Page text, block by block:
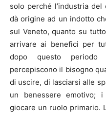
solo perché l’industria
dà origine ad un indotto
sul Veneto, quanto su
arrivare ai benefici per
dopo questo
percepiscono il bisogno
di uscire, di lasciarsi alle
un benessere emotivo;
giocare un ruolo primario.